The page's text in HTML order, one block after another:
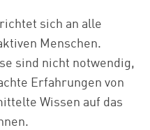
sich an alle
Menschen.
sind nicht notwendig,
Erfahrungen von
Wissen auf das